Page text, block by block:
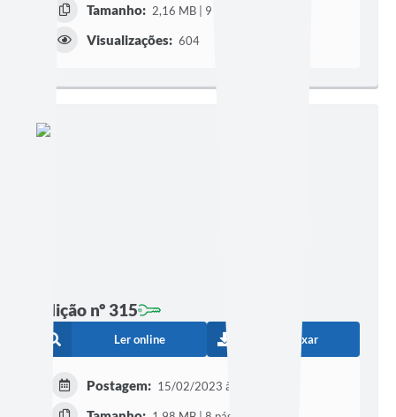
Tamanho: 2,16 MB | 9 páginas
Visualizações: 604
Edição nº 315
Ler online Baixar
Postagem: 15/02/2023 às 08h00